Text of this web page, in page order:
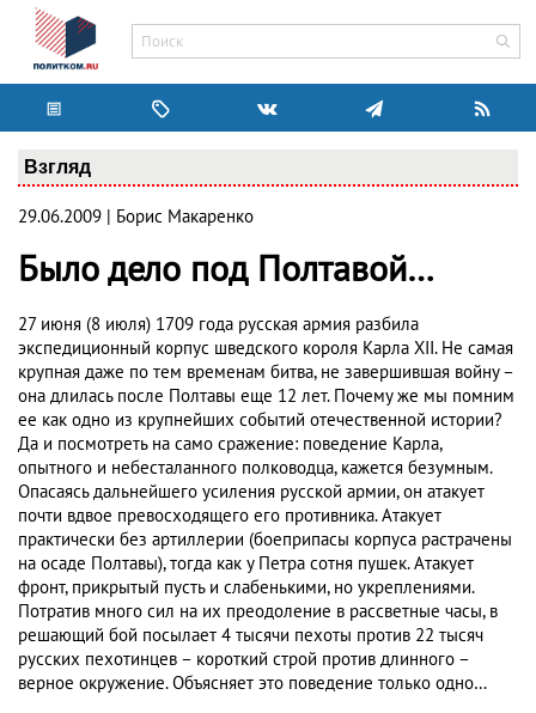
Взгляд
29.06.2009 | Борис Макаренко
Было дело под Полтавой…
27 июня (8 июля) 1709 года русская армия разбила
экспедиционный корпус шведского короля Карла XII. Не самая
крупная даже по тем временам битва, не завершившая войну –
она длилась после Полтавы еще 12 лет. Почему же мы помним
ее как одно из крупнейших событий отечественной истории?
Да и посмотреть на само сражение: поведение Карла,
опытного и небесталанного полководца, кажется безумным.
Опасаясь дальнейшего усиления русской армии, он атакует
почти вдвое превосходящего его противника. Атакует
практически без артиллерии (боеприпасы корпуса растрачены
на осаде Полтавы), тогда как у Петра сотня пушек. Атакует
фронт, прикрытый пусть и слабенькими, но укреплениями.
Потратив много сил на их преодоление в рассветные часы, в
решающий бой посылает 4 тысячи пехоты против 22 тысяч
русских пехотинцев – короткий строй против длинного –
верное окружение. Объясняет это поведение только одно…